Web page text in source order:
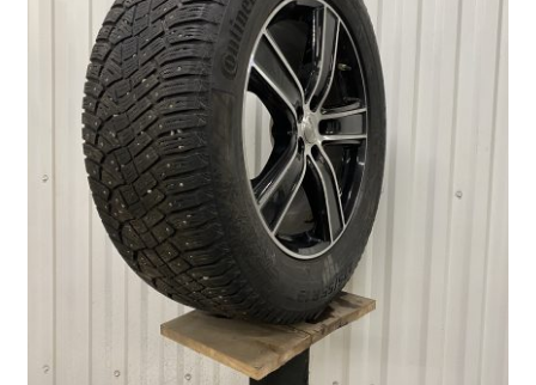
Kassan
Kontakta oss
Köpvillkor & retur